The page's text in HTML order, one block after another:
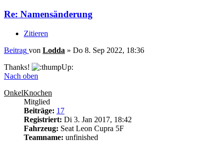
Re: Namensänderung
Zitieren
Beitrag von Lodda » Do 8. Sep 2022, 18:36
Thanks!
Nach oben
OnkelKnochen
Mitglied
Beiträge: 17
Registriert: Di 3. Jan 2017, 18:42
Fahrzeug: Seat Leon Cupra 5F
Teamname: unfinished